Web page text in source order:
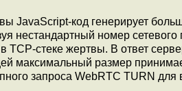
JavaScript-код генерирует
нестандартный номер
стеке жертвы. В ответ
максимальный размер
запроса WebRTC TURN